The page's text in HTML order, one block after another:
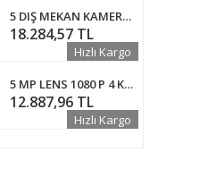
5 DIŞ MEKAN KAMERALI IP GÜVENLİK KAMERASI SETİ - HDD DAHİL - TG1419
18.284,57 TL
Hızlı Kargo
5 MP LENS 1080 P 4 KAMERALI WARM LED GÜVENLİK SETİ - 500 GB HDD VE MONİTÖR DAHİL - ST50024WSSZ
12.887,96 TL
Hızlı Kargo